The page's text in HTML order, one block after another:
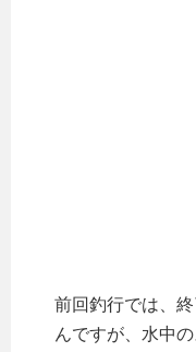
前回釣行では、
んですが、水中